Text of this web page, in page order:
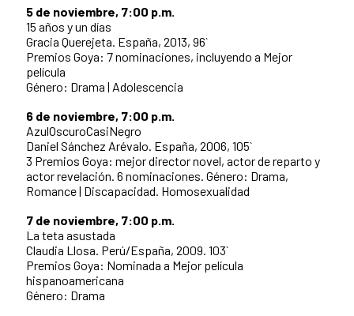
5 de noviembre, 7:00 p.m.
15 años y un días
Gracia Querejeta. España, 2013, 96`
Premios Goya: 7 nominaciones, incluyendo a Mejor
película
Género: Drama | Adolescencia
6 de noviembre, 7:00 p.m.
AzulOscuroCasiNegro
Daniel Sánchez Arévalo. España, 2006, 105`
3 Premios Goya: mejor director novel, actor de reparto y
actor revelación. 6 nominaciones. Género: Drama,
Romance | Discapacidad. Homosexualidad
7 de noviembre, 7:00 p.m.
La teta asustada
Claudia Llosa. Perú/España, 2009. 103`
Premios Goya: Nominada a Mejor película
hispanoamericana
Género: Drama